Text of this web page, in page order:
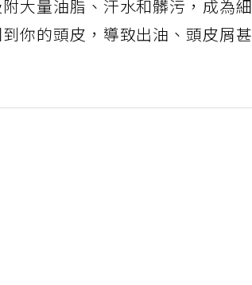
大量油脂、汗水和髒污，成為細
你的頭皮，導致出油、頭皮屑甚